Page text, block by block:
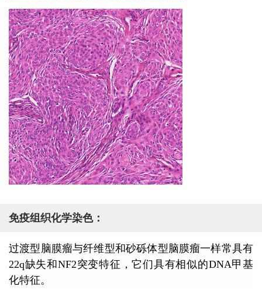
免疫组织化学染色：
过渡型脑膜瘤与纤维型和砂砾体型脑膜瘤一样常具有
22q缺失和NF2突变特征，它们具有相似的DNA甲基
化特征。